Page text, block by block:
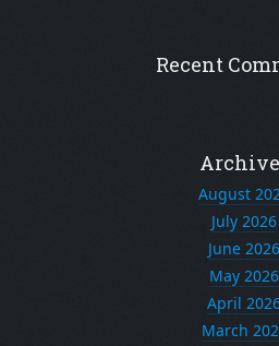
Recent
August
July 2026
June 2026
May 2026
April
March